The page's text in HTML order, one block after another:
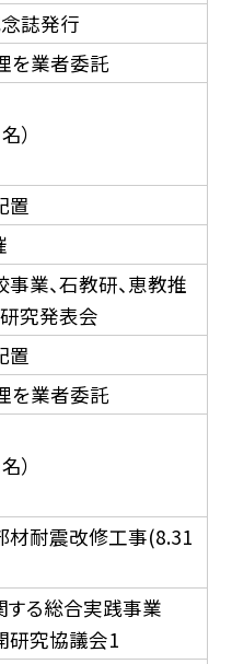
誌発行
を業者委託
）
置
業、石教研、恵教推
究発表会
置
を業者委託
）
材耐震改修工事(8.31
する総合実践事業
研究協議会1